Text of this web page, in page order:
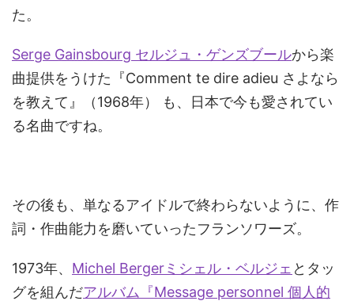
た。
Serge Gainsbourg セルジュ・ゲンズブールから楽
曲提供をうけた『Comment te dire adieu さよなら
を教えて』（1968年） も、日本で今も愛されてい
る名曲ですね。
その後も、単なるアイドルで終わらないように、作
詞・作曲能力を磨いていったフランソワーズ。
1973年、 Michel Bergerミシェル・ベルジェ とタッ
グを組んだアルバム『Message personnel 個人的